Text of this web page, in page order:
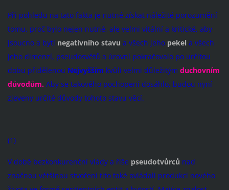
Při pohledu na tato fakta je nutné získat náležité porozumění
tomu, proč bylo nejen nutné, ale velmi vitální a kritické, aby
jsoucno a bytí negativního stavu a všech jeho pekel a všech
jeho dimenzí, pseudosvětů a úrovní pokračovalo po určitou
dobu přidělenou Nejvyšším kvůli velmi důležitým duchovním
důvodům. Aby se takového pochopení dosáhlo, budou nyní
zjeveny určité důvody tohoto stavu věcí.
(1)
V době bezkonkurenční vlády a říše pseudotvůrců nad
značnou většinou stvoření tito také ovládali produkci nového